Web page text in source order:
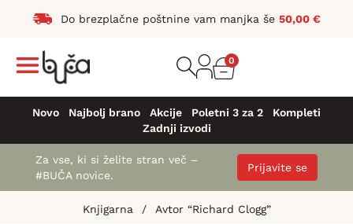
Do brezplačne poštnine vam manjka še 50,00 €
0
Novo Najbolj brano Akcije Poletni 3 za 2
Kompleti
Zadnji izvodi
Za vse, ki si želite stran več –
#BUČA novice.
Prijavite se
Knjigarna / Avtor “Richard Clogg”